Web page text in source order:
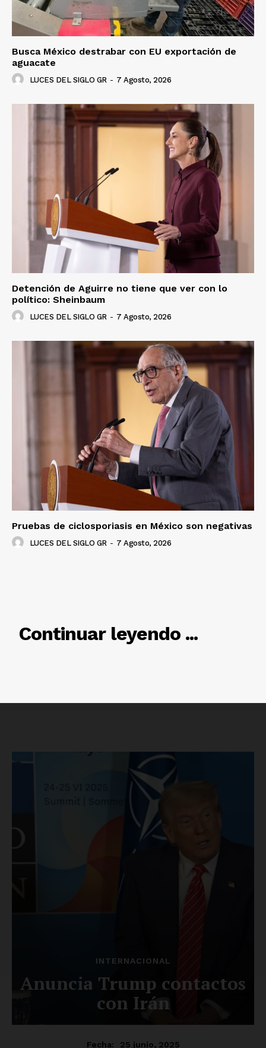
Busca México destrabar con EU exportación de
aguacate
LUCES DEL SIGLO GR - 7 Agosto, 2026
Detención de Aguirre no tiene que ver con lo
político: Sheinbaum
LUCES DEL SIGLO GR - 7 Agosto, 2026
Pruebas de ciclosporiasis en México son negativas
LUCES DEL SIGLO GR - 7 Agosto, 2026
Continuar leyendo ...
RELACIONADO